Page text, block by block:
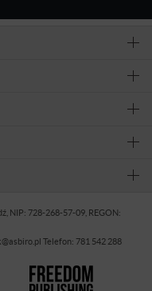
NIP: 728-268-57-09, REGON:
Telefon: 781 542 288